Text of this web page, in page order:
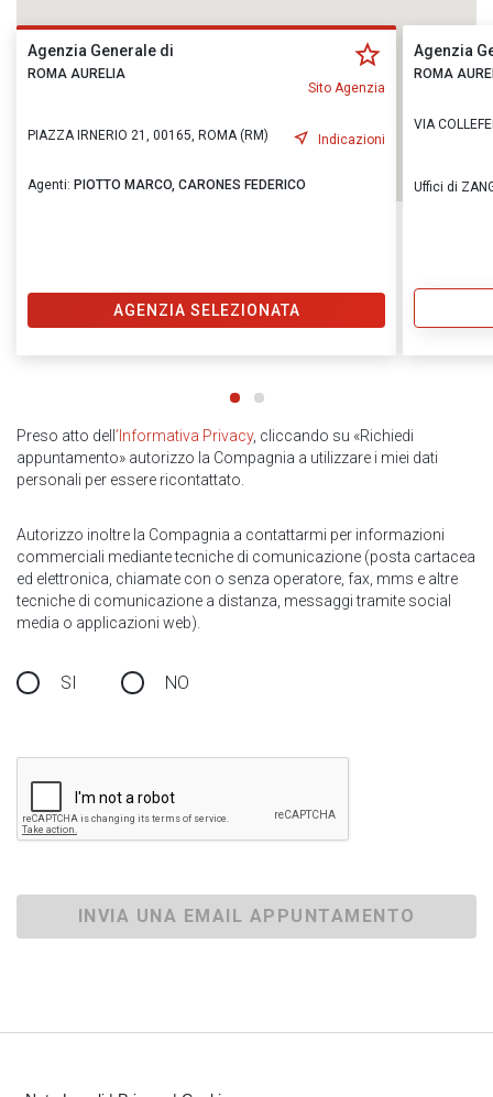
Agenzia Generale di
ROMA AURELIA
Sito Agenzia
PIAZZA IRNERIO 21, 00165, ROMA (RM) Indicazioni
Agenti: PIOTTO MARCO, CARONES FEDERICO
AGENZIA SELEZIONATA
Agenzia
ROMA
VIA
Uffici di
Preso atto dell ’Informativa Privacy, cliccando su «Richiedi
appuntamento» autorizzo la Compagnia a utilizzare i miei dati
personali per essere ricontattato.
Autorizzo inoltre la Compagnia a contattarmi per informazioni
commerciali mediante tecniche di comunicazione (posta cartacea
ed elettronica, chiamate con o senza operatore, fax, mms e altre
tecniche di comunicazione a distanza, messaggi tramite social
media o applicazioni web).
SI NO
INVIA UNA EMAIL APPUNTAMENTO